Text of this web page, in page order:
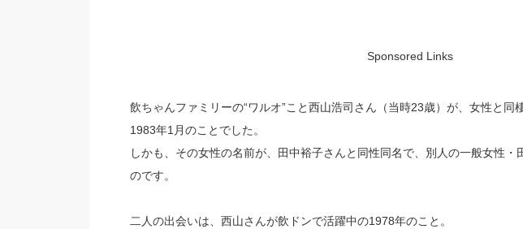
Sponsored Links
飲ちゃんファミリーの“ワルオ”こと西山浩司さん（当時23歳）が、女性と同
1983年1月のことでした。
しかも、その女性の名前が、田中裕子さんと同性同名で、別人の一般女性・
のです。
二人の出会いは、西山さんが飲ドンで活躍中の1978年のこと。